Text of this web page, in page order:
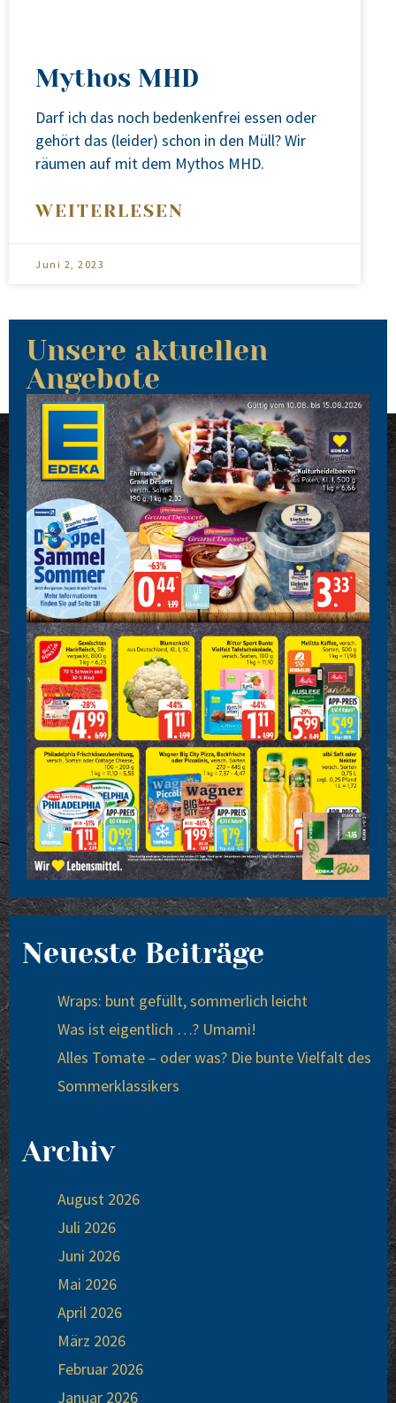
Mythos MHD
Darf ich das noch beden­ken­frei essen oder
gehört das (lei­der) schon in den Müll? Wir
räu­men auf mit dem Mythos MHD.
WEITERLESEN
Juni 2, 2023
Unsere aktuellen
Angebote
Neueste Beiträge
Wraps: bunt gefüllt, sommerlich leicht
Was ist eigentlich …? Umami!
Alles Tomate – oder was? Die bunte Vielfalt des
Sommerklassikers
Archiv
August 2026
Juli 2026
Juni 2026
Mai 2026
April 2026
März 2026
Februar 2026
Januar 2026